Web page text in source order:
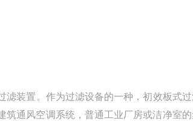
装置。作为过滤设备的一种，初效板式
通风空调系统，普通工业厂房或洁净室